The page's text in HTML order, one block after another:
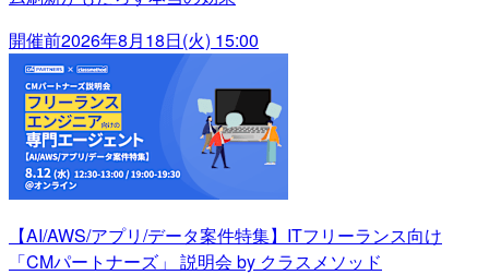
開催前2026年8月18日(火) 15:00
【AI/AWS/アプリ/データ案件特集】ITフリーランス向け
「CMパートナーズ」 説明会 by クラスメソッド